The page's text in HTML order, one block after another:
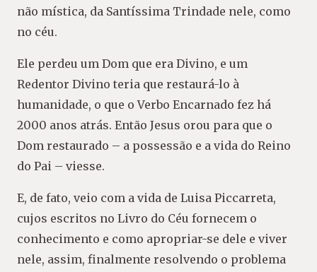
não mística, da Santíssima Trindade nele, como
no céu.
Ele perdeu um Dom que era Divino, e um
Redentor Divino teria que restaurá-lo à
humanidade, o que o Verbo Encarnado fez há
2000 anos atrás. Então Jesus orou para que o
Dom restaurado – a possessão e a vida do Reino
do Pai – viesse.
E, de fato, veio com a vida de Luisa Piccarreta,
cujos escritos no Livro do Céu fornecem o
conhecimento e como apropriar-se dele e viver
nele, assim, finalmente resolvendo o problema